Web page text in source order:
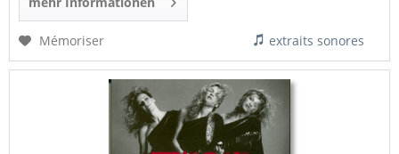
Mémoriser extraits sonores